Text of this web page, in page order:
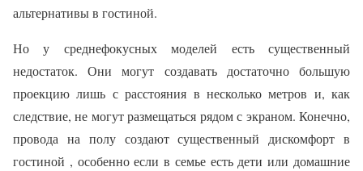
альтернативы в гостиной.
Но у среднефокусных моделей есть существенный
недостаток. Они могут создавать достаточно большую
проекцию лишь с расстояния в несколько метров и, как
следствие, не могут размещаться рядом с экраном. Конечно,
провода на полу создают существенный дискомфорт в
гостиной , особенно если в семье есть дети или домашние